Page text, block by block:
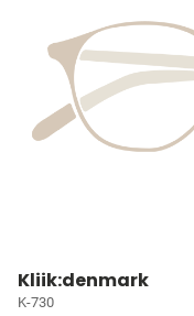
Kliik:denmark
K-730